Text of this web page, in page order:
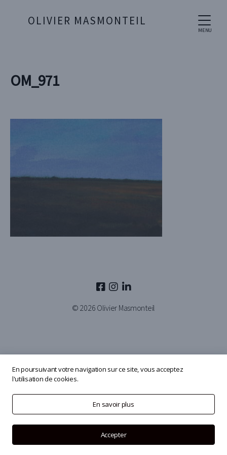
MENU
OLIVIER MASMONTEIL
OM_971
© 2026 Olivier Masmonteil
En poursuivant votre navigation sur ce site, vous acceptez
l'utilisation de cookies.
En savoir plus
Accepter